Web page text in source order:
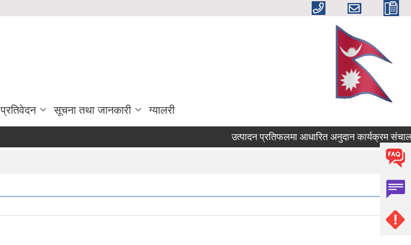
प्रतिवेदन सूचना तथा जानकारी ग्यालरी
उत्पादन प्रतिफलमा आधारित अनुदान कार्यक्रम